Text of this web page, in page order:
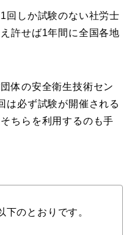
回しか試験のない社労士
許せば1年間に全国各地
体の安全衛生技術セン
は必ず試験が開催される
ちらを利用するのも手
のとおりです。